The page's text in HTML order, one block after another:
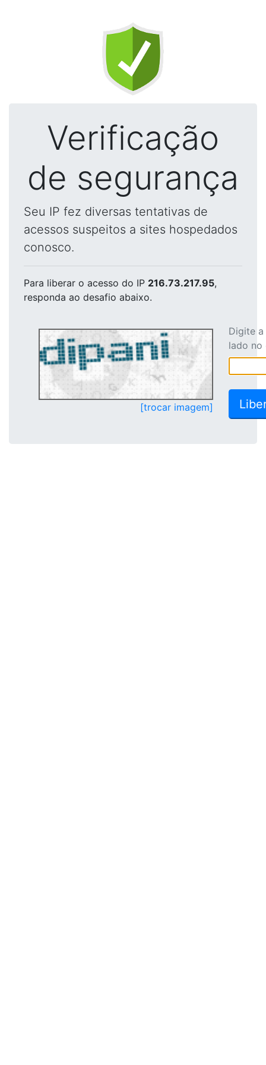
Verificação
de segurança
Seu IP fez diversas tentativas de
acessos suspeitos a sites hospedados
conosco.
Para liberar o acesso do IP 216.73.217.95,
responda ao desafio abaixo.
[trocar imagem]
Digite
lado no